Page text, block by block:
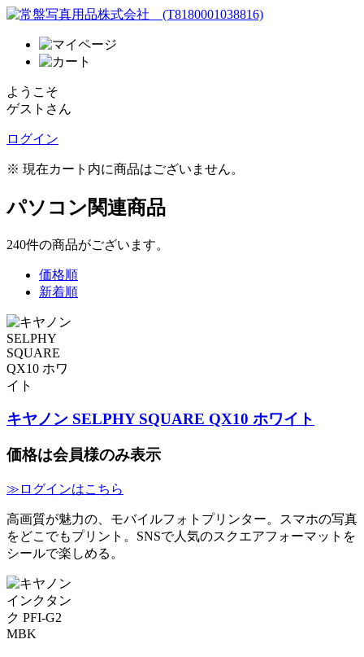
ようこそ
ゲストさん
ログイン
※ 現在カート内に商品はございません。
パソコン関連商品
240件の商品がございます。
価格順
新着順
キヤノン SELPHY SQUARE QX10 ホワイト
価格は会員様のみ表示
≫ログインはこちら
高画質が魅力の、モバイルフォトプリンター。スマホの写真
をどこでもプリント。SNSで人気のスクエアフォーマットを
シールで楽しめる。